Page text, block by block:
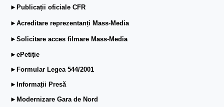
►Publicații oficiale CFR
►Acreditare reprezentanți Mass-Media
►Solicitare acces filmare Mass-Media
►ePetiție
►Formular Legea 544/2001
►Informații Presă
►Modernizare Gara de Nord